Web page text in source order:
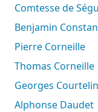
Comtesse de
Benjamin
Pierre Corneille
Thomas Corneille
Georges
Alphonse Daudet